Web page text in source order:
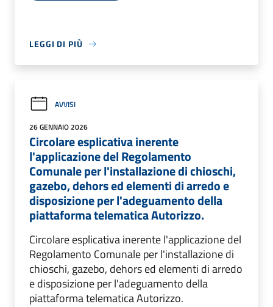
LEGGI DI PIÙ
AVVISI
26 GENNAIO 2026
Circolare esplicativa inerente
l'applicazione del Regolamento
Comunale per l'installazione di chioschi,
gazebo, dehors ed elementi di arredo e
disposizione per l'adeguamento della
piattaforma telematica Autorizzo.
Circolare esplicativa inerente l'applicazione del
Regolamento Comunale per l'installazione di
chioschi, gazebo, dehors ed elementi di arredo
e disposizione per l'adeguamento della
piattaforma telematica Autorizzo.